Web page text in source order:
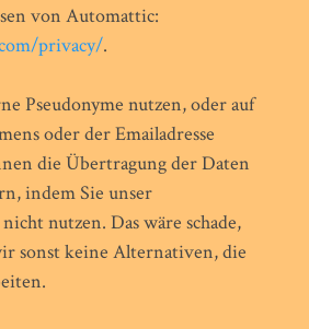
von Automattic:
privacy/.
Pseudonyme nutzen, oder auf
oder der Emailadresse
die Übertragung der Daten
indem Sie unser
nutzen. Das wäre schade,
sonst keine Alternativen, die